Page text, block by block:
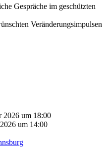
Gespräche im geschützten
Veränderungsimpulsen
2026 um 18:00
um 14:00